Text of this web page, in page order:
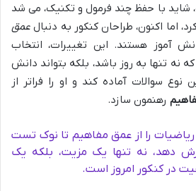
شاید با حفظ چند فرمول و تکنیک، می شد
اما اکنون، طراحان کنکور به دنبال عمق
آموز هستند. این تغییرات، انتخاب
نه تنها به روز باشد، بلکه بتواند دانش
نوع سوالات آماده کند و او را فراتر از
رهنمون سازد.
ریاضیات را از عمق مفاهیم تا نوک تست
دهد، نه تنها یک مزیت، بلکه یک
در کنکور امروز است.